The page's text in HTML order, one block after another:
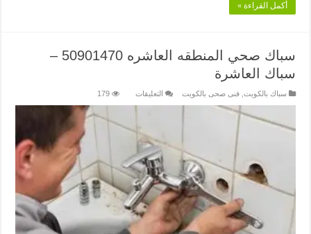
أكمل القراءة »
سباك صحي المنطقه العاشره 50901470 –
سباك العاشرة
سباك بالكويت ,فنى صحى بالكويت التعليقات
المنطقه
العاشره
سباك
العاشرة
مغلقة
179